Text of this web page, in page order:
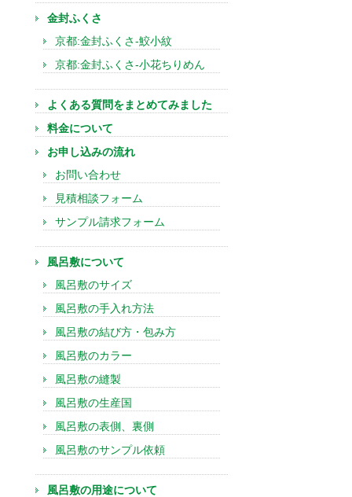
金封ふくさ
京都:金封ふくさ-鮫小紋
京都:金封ふくさ-小花ちりめん
よくある質問をまとめてみました
料金について
お申し込みの流れ
お問い合わせ
見積相談フォーム
サンプル請求フォーム
風呂敷について
風呂敷のサイズ
風呂敷の手入れ方法
風呂敷の結び方・包み方
風呂敷のカラー
風呂敷の縫製
風呂敷の生産国
風呂敷の表側、裏側
風呂敷のサンプル依頼
風呂敷の用途について